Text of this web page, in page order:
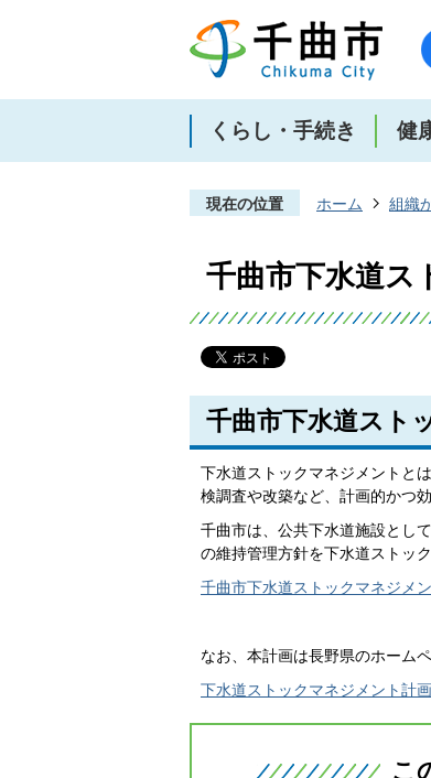
くらし・手続き 健
現在の位置 ホーム 組織
千曲市下水道ス
千曲市下水道スト
下水道ストックマネジメントと
検調査や改築など、計画的かつ
千曲市は、公共下水道施設とし
の維持管理方針を下水道ストッ
千曲市下水道ストックマネジメ
なお、本計画は長野県のホーム
下水道ストックマネジメント計
こ